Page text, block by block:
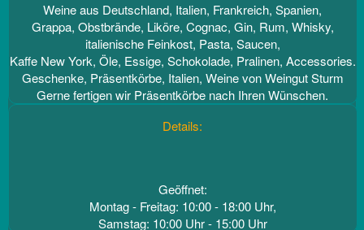
Weine aus Deutschland, Italien, Frankreich, Spanien,
Grappa, Obstbrände, Liköre, Cognac, Gin, Rum, Whisky,
italienische Feinkost, Pasta, Saucen,
Kaffe New York, Öle, Essige, Schokolade, Pralinen, Accessories.
Geschenke, Präsentkörbe, Italien, Weine von Weingut Sturm
Gerne fertigen wir Präsentkörbe nach Ihren Wünschen.
Details:
Geöffnet:
Montag - Freitag: 10:00 - 18:00 Uhr,
Samstag: 10:00 Uhr - 15:00 Uhr